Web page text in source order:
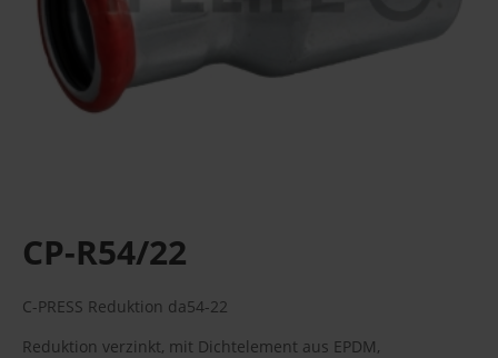
CP-R54/22
C-PRESS Reduktion da54-22
Reduktion verzinkt, mit Dichtelement aus EPDM,